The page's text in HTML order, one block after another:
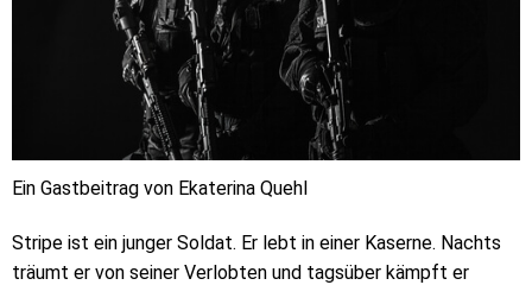
Ein Gastbeitrag von Ekaterina Quehl
Stripe ist ein junger Soldat. Er lebt in einer Kaserne. Nachts
träumt er von seiner Verlobten und tagsüber kämpft er